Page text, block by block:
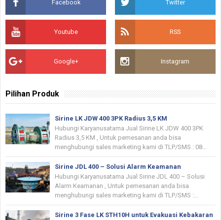
Facebook Twitter
Youtube RSS
Google+ Instagram
Pilihan Produk
Sirine LK JDW 400 3PK Radius 3,5 KM
Hubungi Karyanusatama Jual Sirine LK JDW 400 3PK
Radius 3,5 KM , Untuk pemesanan anda bisa
menghubungi sales marketing kami di TLP/SMS : 08...
Sirine JDL 400 – Solusi Alarm Keamanan
Hubungi Karyanusatama Jual Sirine JDL 400 – Solusi
Alarm Keamanan , Untuk pemesanan anda bisa
menghubungi sales marketing kami di TLP/SMS :...
Sirine 3 Fase LK STH10H untuk Evakuasi Kebakaran